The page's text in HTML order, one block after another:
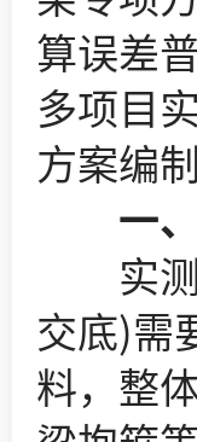
算误差
多项目
方案编
一、
实测
交底)需
料，整